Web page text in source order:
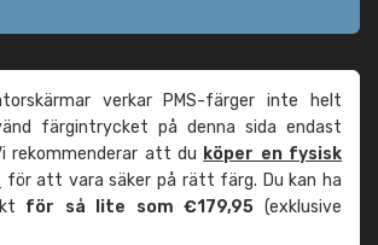
verkar PMS-färger inte helt
färgintrycket på denna sida endast
rekommenderar att du köper en fysisk
för att vara säker på rätt färg. Du kan ha
för så lite som €179,95 (exklusive